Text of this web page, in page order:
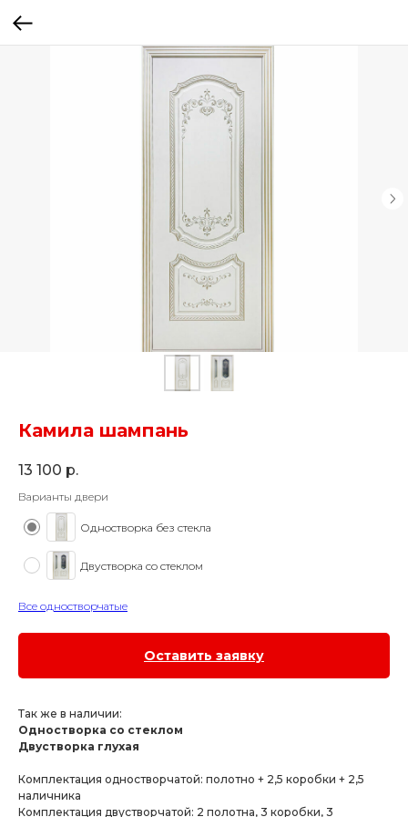
Камила шампань
13 100 р.
Варианты двери
Одностворка без стекла
Двустворка со стеклом
Все одностворчатые
Оставить заявку
Так же в наличии:
Одностворка со стеклом
Двустворка глухая
Комплектация одностворчатой: полотно + 2,5 коробки + 2,5
наличника
Комплектация двустворчатой: 2 полотна, 3 коробки, 3